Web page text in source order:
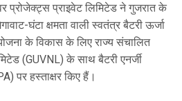
प्रोजेक्ट्स प्राइवेट लिमिटेड ने गुजरात के
घंटा क्षमता वाली स्वतंत्र बैटरी ऊर्जा
के विकास के लिए राज्य संचालित
(GUVNL) के साथ बैटरी एनर्जी
पर हस्ताक्षर किए हैं।